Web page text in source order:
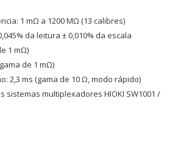
1 mΩ a 1200 MΩ (13 calibres)
da leitura ± 0,010% da escala
1 mΩ)
de 1 mΩ)
2,3 ms (gama de 10 Ω, modo rápido)
sistemas multiplexadores HIOKI SW1001 /